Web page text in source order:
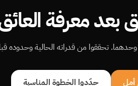
بعد معرفة
وحدهما. تحققوا من قدراته الحالية وحدوده
أمل حدّدوا الخطوة المناسبة